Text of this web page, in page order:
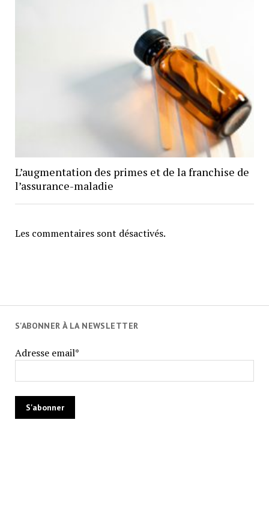
L’augmentation des primes et de la franchise de
l’assurance-maladie
Les commentaires sont désactivés.
S'ABONNER À LA NEWSLETTER
Adresse email*